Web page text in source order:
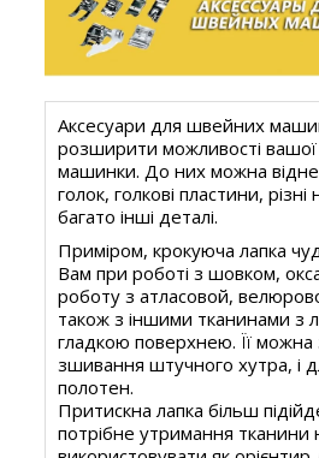
Аксесуари для швейних
розширити можливості
машинки. До них можна
голок, голкові пластини, різні
багато інші деталі.
Приміром, крокуюча лапка
Вам при роботі з шовком,
роботу з атласовой,
також з іншими тканинами з
гладкою поверхнею. Її можна
зшивання штучного хутра, і
полотен.
Притискна лапка більш
потрібне утримання тканини